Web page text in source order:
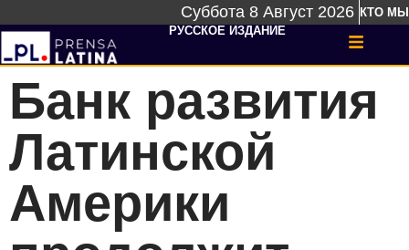
Суббота 8 Август 2026 КТО МЫ
РУССКОЕ ИЗДАНИЕ
Банк развития
Латинской
Америки